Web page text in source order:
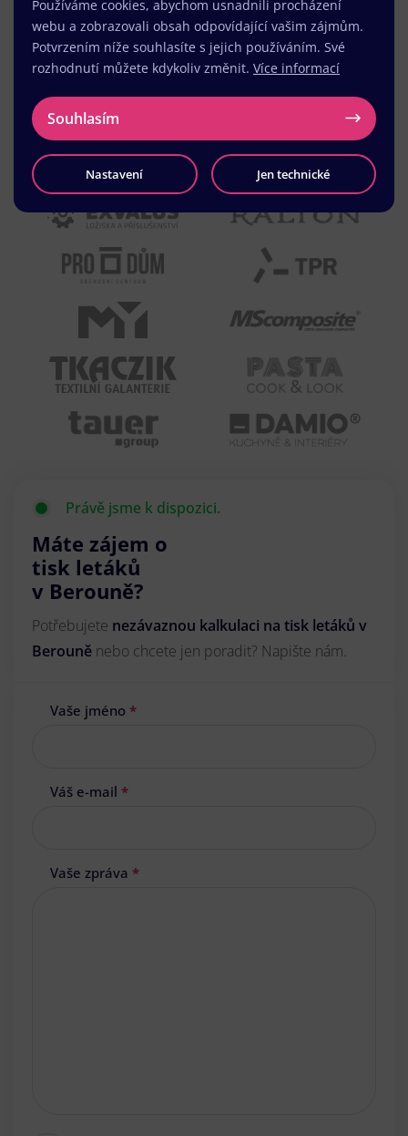
Právě jsme k dispozici.
Máte zájem o
tisk letáků
v Berouně?
Potřebujete nezávaznou kalkulaci na tisk letáků v
Berouně nebo chcete jen poradit? Napište nám.
Vaše jméno *
Váš e-mail *
Vaše zpráva *
Používáme cookies, abychom usnadnili procházení
webu a zobrazovali obsah odpovídající vašim zájmům.
Potvrzením níže souhlasíte s jejich používáním. Své
rozhodnutí můžete kdykoliv změnit. Více informací
Souhlasím
Nastavení Jen technické